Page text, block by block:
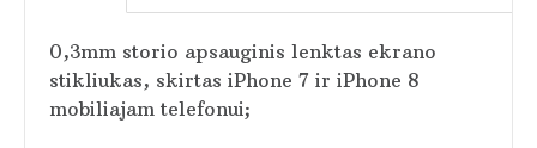
0,3mm storio apsauginis lenktas ekrano
stikliukas, skirtas iPhone 7 ir iPhone 8
mobiliajam telefonui;